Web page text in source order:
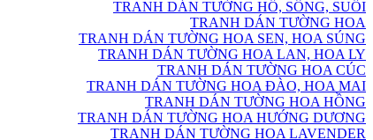
TRANH DÁN TƯỜNG HỒ, SÔNG, SUỐI
TRANH DÁN TƯỜNG HOA
TRANH DÁN TƯỜNG HOA SEN, HOA SÚNG
TRANH DÁN TƯỜNG HOA LAN, HOA LY
TRANH DÁN TƯỜNG HOA CÚC
TRANH DÁN TƯỜNG HOA ĐÀO, HOA MAI
TRANH DÁN TƯỜNG HOA HỒNG
TRANH DÁN TƯỜNG HOA HƯỚNG DƯƠNG
TRANH DÁN TƯỜNG HOA LAVENDER